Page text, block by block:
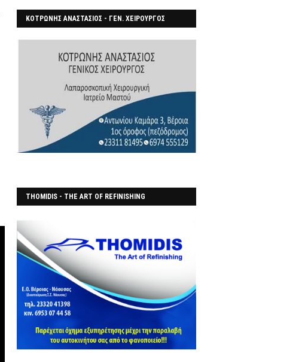
ΚΟΤΡΩΝΗΣ ΑΝΑΣΤΑΣΙΟΣ - ΓΕΝ. ΧΕΙΡΟΥΡΓΟΣ
THOMIDIS - THE ART OF REFINISHING